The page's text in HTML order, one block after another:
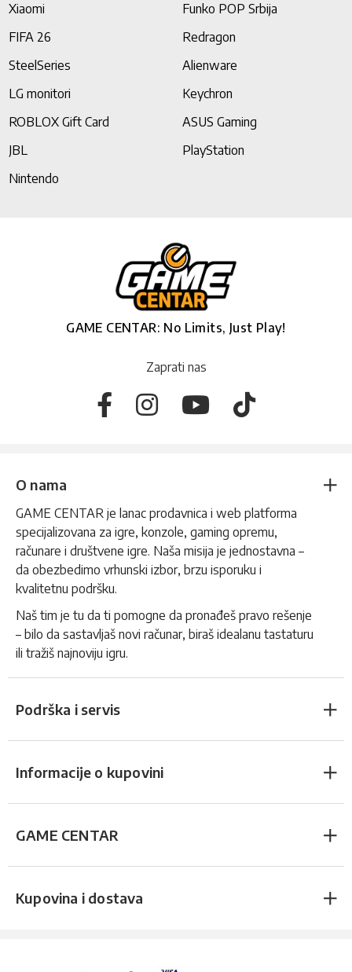
Xiaomi
Funko POP Srbija
FIFA 26
Redragon
SteelSeries
Alienware
LG monitori
Keychron
ROBLOX Gift Card
ASUS Gaming
JBL
PlayStation
Nintendo
GAME CENTAR: No Limits, Just Play!
Zaprati nas
O nama
GAME CENTAR je lanac prodavnica i web platforma
specijalizovana za igre, konzole, gaming opremu,
računare i društvene igre. Naša misija je jednostavna –
da obezbedimo vrhunski izbor, brzu isporuku i
kvalitetnu podršku.
Naš tim je tu da ti pomogne da pronađeš pravo rešenje
– bilo da sastavljaš novi računar, biraš idealanu tastaturu
ili tražiš najnoviju igru.
Podrška i servis
Informacije o kupovini
GAME CENTAR
Kupovina i dostava